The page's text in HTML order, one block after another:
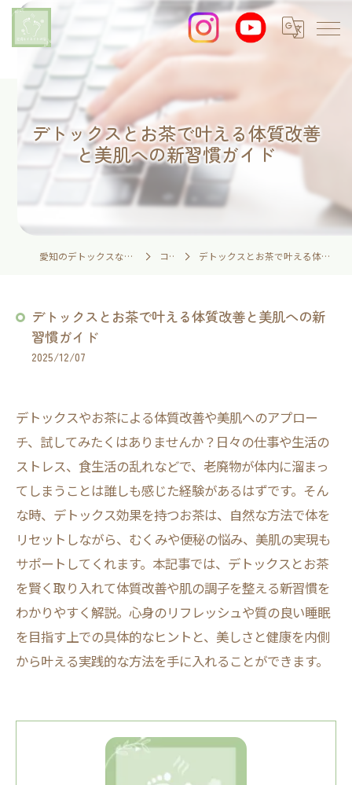
デトックスとお茶で叶える体質改善
と美肌への新習慣ガイド
愛知のデトックスなら足湯とイネイトの家 コラム デトックスとお茶で叶える体質改善と美肌への新習慣ガイド
デトックスとお茶で叶える体質改善と美肌への新
習慣ガイド
2025/12/07
デトックスやお茶による体質改善や美肌へのアプロー
チ、試してみたくはありませんか？日々の仕事や生活の
ストレス、食生活の乱れなどで、老廃物が体内に溜まっ
てしまうことは誰しも感じた経験があるはずです。そん
な時、デトックス効果を持つお茶は、自然な方法で体を
リセットしながら、むくみや便秘の悩み、美肌の実現も
サポートしてくれます。本記事では、デトックスとお茶
を賢く取り入れて体質改善や肌の調子を整える新習慣を
わかりやすく解説。心身のリフレッシュや質の良い睡眠
を目指す上での具体的なヒントと、美しさと健康を内側
から叶える実践的な方法を手に入れることができます。